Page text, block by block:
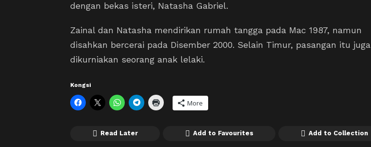
dengan bekas isteri, Natasha Gabriel.
Zainal dan Natasha mendirikan rumah tangga pada Mac 1987, namun
disahkan bercerai pada Disember 2000. Selain Timur, pasangan itu juga
dikurniakan seorang anak lelaki.
Kongsi
More
Read Later Add to Favourites Add to Collection